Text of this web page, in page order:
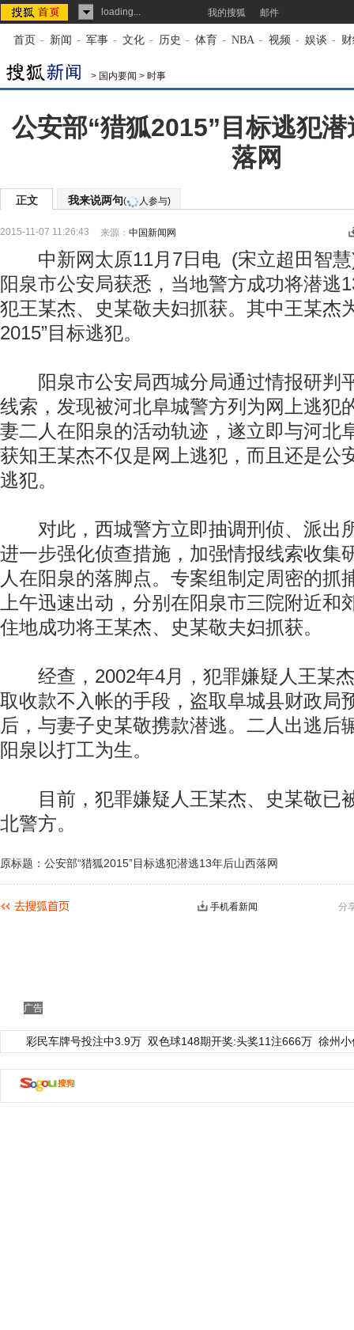
loading... 我的搜狐 邮件
首页 - 新闻 - 军事 - 文化 - 历史 - 体育 - NBA - 视频 - 娱谈 -
> 国内要闻 > 时事
公安部“猎狐2015”目标逃犯
落网
正文 我来说两句( 人参与)
2015-11-07 11:26:43 来源： 中国新闻网
中新网太原11月7日电 (宋立超田智慧
阳泉市公安局获悉，当地警方成功将潜逃
犯王某杰、史某敬夫妇抓获。其中王某杰
2015”目标逃犯。
阳泉市公安局西城分局通过情报研判
线索，发现被河北阜城警方列为网上逃犯
妻二人在阳泉的活动轨迹，遂立即与河北
获知王某杰不仅是网上逃犯，而且还是公
逃犯。
对此，西城警方立即抽调刑侦、派出
进一步强化侦查措施，加强情报线索收集
人在阳泉的落脚点。专案组制定周密的抓
上午迅速出动，分别在阳泉市三院附近和
住地成功将王某杰、史某敬夫妇抓获。
经查，2002年4月，犯罪嫌疑人王某杰
取收款不入帐的手段，盗取阜城县财政局
后，与妻子史某敬携款潜逃。二人出逃后
阳泉以打工为生。
目前，犯罪嫌疑人王某杰、史某敬已
北警方。
原标题：公安部“猎狐2015”目标逃犯潜逃13年后山西落网
分
手机看新闻
广告
彩民车牌号投注中3.9万 双色球148期开奖:头奖11注666万 徐州